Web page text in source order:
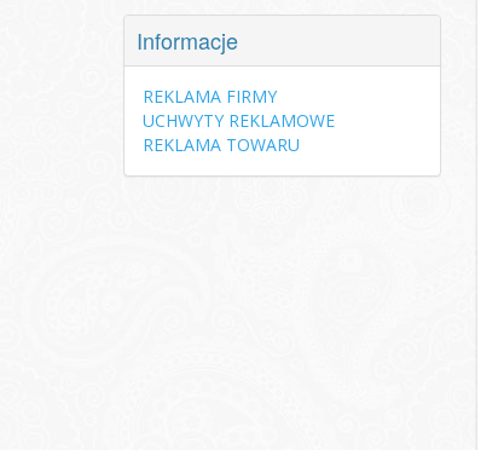
Informacje
REKLAMA FIRMY
UCHWYTY REKLAMOWE
REKLAMA TOWARU